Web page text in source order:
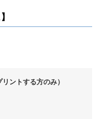
ントする方のみ）